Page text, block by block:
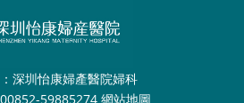
深圳怡康婦產醫院婦科
59885274 網站地圖